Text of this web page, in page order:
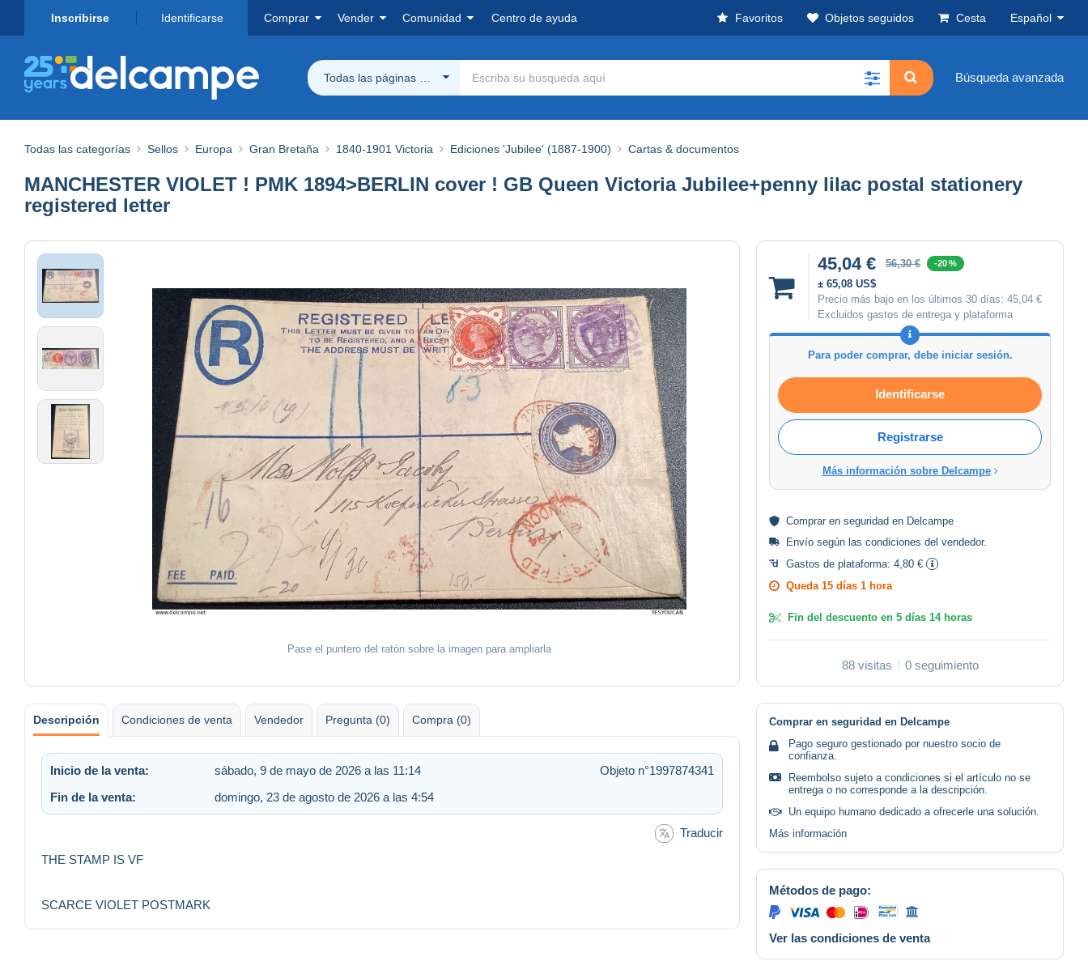
Inscribirse Identificarse Comprar Vender Comunidad Centro de ayuda Favoritos Objetos seguidos Cesta Español
Todas las páginas Delcampe Búsqueda avanzada
Todas las categorías Sellos Europa Gran Bretaña 1840-1901 Victoria Ediciones 'Jubilee' (1887-1900) Cartas & documentos
MANCHESTER VIOLET ! PMK 1894>BERLIN cover ! GB Queen Victoria Jubilee+penny lilac postal stationery
registered letter
Pase el puntero del ratón sobre la imagen para ampliarla
45,04 € 56,30 € -20 %
± 65,08 US$
Precio más bajo en los últimos 30 días: 45,04 €
Excluidos gastos de entrega y plataforma
Para poder comprar, debe iniciar sesión.
Identificarse
Registrarse
Más información sobre Delcampe
Comprar en seguridad en Delcampe
Envío según las condiciones del vendedor.
Gastos de plataforma: 4,80 €
Queda 15 días 1 hora
Fin del descuento en 5 días 14 horas
88 visitas 0 seguimiento
Descripción Condiciones de venta Vendedor Pregunta (0) Compra (0)
Inicio de la venta: sábado, 9 de mayo de 2026 a las 11:14
Objeto n°1997874341
Fin de la venta:
domingo, 23 de agosto de 2026 a las 4:54
Traducir
THE STAMP IS VF
SCARCE VIOLET POSTMARK
Comprar en seguridad en Delcampe
Pago seguro gestionado por nuestro socio de
confianza.
Reembolso sujeto a condiciones si el artículo no se
entrega o no corresponde a la descripción.
Un equipo humano dedicado a ofrecerle una solución.
Más información
Métodos de pago:
Ver las condiciones de venta